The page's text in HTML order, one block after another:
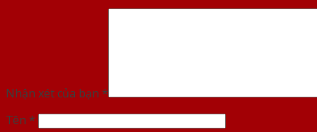
Nhận xét của bạn *
Tên *